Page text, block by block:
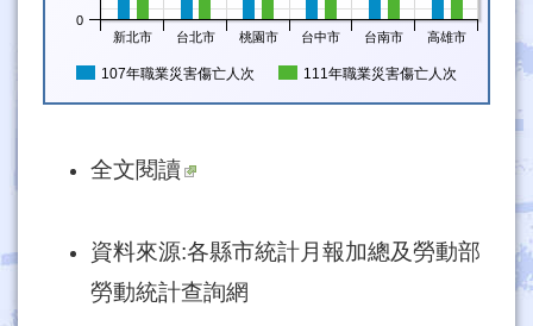
107年職業災害傷亡人次 111年職業災害傷亡人次
新北市 台北市 桃園市 台中市 台南市 高雄市
0
全文閱讀
資料來源:各縣市統計月報加總及勞動部
勞動統計查詢網